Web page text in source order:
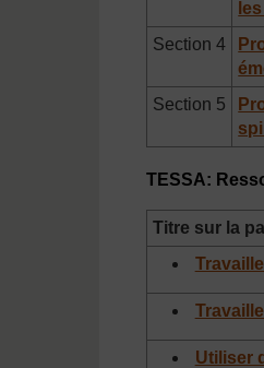
Section 4
Section 5
TESSA:
Titre sur la
Utiliser